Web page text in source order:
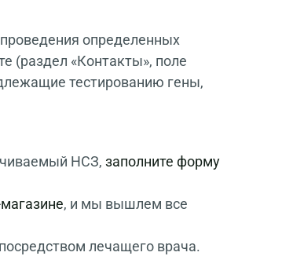
определенных
(раздел «Контакты», поле
тестированию гены,
НСЗ, заполните форму
, и мы вышлем все
лечащего врача.